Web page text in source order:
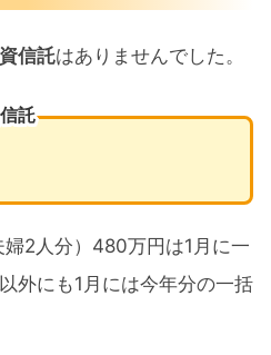
信託はありませんでした。
託
2人分）480万円は1月に一
外にも1月には今年分の一括